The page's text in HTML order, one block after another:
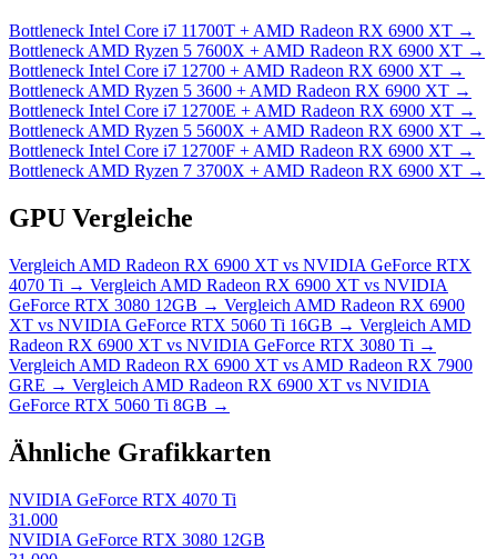
Bottleneck Intel Core i7 11700T + AMD Radeon RX 6900 XT →
Bottleneck AMD Ryzen 5 7600X + AMD Radeon RX 6900 XT →
Bottleneck Intel Core i7 12700 + AMD Radeon RX 6900 XT →
Bottleneck AMD Ryzen 5 3600 + AMD Radeon RX 6900 XT →
Bottleneck Intel Core i7 12700E + AMD Radeon RX 6900 XT →
Bottleneck AMD Ryzen 5 5600X + AMD Radeon RX 6900 XT →
Bottleneck Intel Core i7 12700F + AMD Radeon RX 6900 XT →
Bottleneck AMD Ryzen 7 3700X + AMD Radeon RX 6900 XT →
GPU Vergleiche
Vergleich AMD Radeon RX 6900 XT vs NVIDIA GeForce RTX
4070 Ti → Vergleich AMD Radeon RX 6900 XT vs NVIDIA
GeForce RTX 3080 12GB → Vergleich AMD Radeon RX 6900
XT vs NVIDIA GeForce RTX 5060 Ti 16GB → Vergleich AMD
Radeon RX 6900 XT vs NVIDIA GeForce RTX 3080 Ti →
Vergleich AMD Radeon RX 6900 XT vs AMD Radeon RX 7900
GRE → Vergleich AMD Radeon RX 6900 XT vs NVIDIA
GeForce RTX 5060 Ti 8GB →
Ähnliche Grafikkarten
NVIDIA GeForce RTX 4070 Ti
31.000
NVIDIA GeForce RTX 3080 12GB